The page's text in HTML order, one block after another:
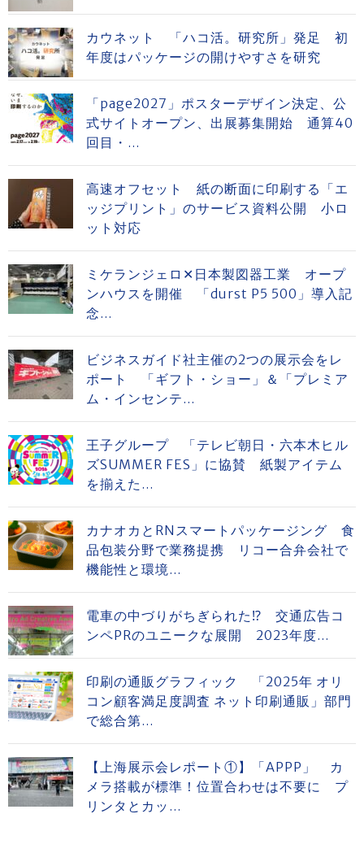
カウネット 「ハコ活。研究所」発足 初
年度はパッケージの開けやすさを研究
「page2027」ポスターデザイン決定、公
式サイトオープン、出展募集開始 通算40
回目・...
高速オフセット 紙の断面に印刷する「エ
ッジプリント」のサービス資料公開 小ロ
ット対応
ミケランジェロ✕日本製図器工業 オープ
ンハウスを開催 「durst P5 500」導入記
念...
ビジネスガイド社主催の2つの展示会をレ
ポート 「ギフト・ショー」＆「プレミア
ム・インセンテ...
王子グループ 「テレビ朝日・六本木ヒル
ズSUMMER FES」に協賛 紙製アイテム
を揃えた...
カナオカとRNスマートパッケージング 食
品包装分野で業務提携 リコー合弁会社で
機能性と環境...
電車の中づりがちぎられた⁉ 交通広告コ
ンペPRのユニークな展開 2023年度...
印刷の通販グラフィック 「2025年 オリ
コン顧客満足度調査 ネット印刷通販」部門
で総合第...
【上海展示会レポート①】「APPP」 カ
メラ搭載が標準！位置合わせは不要に プ
リンタとカッ...